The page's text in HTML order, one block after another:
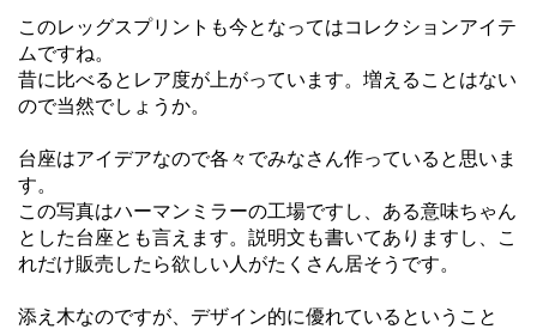
このレッグスプリントも今となってはコレクションアイテ
ムですね。
昔に比べるとレア度が上がっています。増えることはない
ので当然でしょうか。
台座はアイデアなので各々でみなさん作っていると思いま
す。
この写真はハーマンミラーの工場ですし、ある意味ちゃん
とした台座とも言えます。説明文も書いてありますし、こ
れだけ販売したら欲しい人がたくさん居そうです。
添え木なのですが、デザイン的に優れているということ